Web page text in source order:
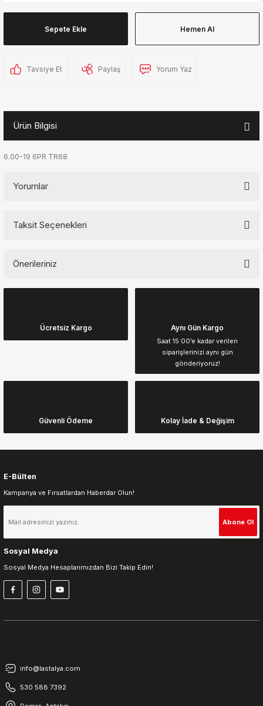
Sepete Ekle Hemen Al
Tavsiye Et Paylaş Yorum Yaz
Ürün Bilgisi
6.00-19 6PR TR68
Yorumlar
Taksit Seçenekleri
Önerileriniz
Görüş ve önerileriniz için teşekkür ederiz.
Ürün resmi kalitesiz, bozuk veya görüntülenemiyor.
Ürün açıklamasında eksik bilgiler bulunuyor.
Gönder
Ücretsiz Kargo Aynı Gün Kargo
Saat 15:00’e kadar verilen
siparişlerinizi aynı gün
gönderiyoruz!
Güvenli Ödeme Kolay İade & Değişim
E-Bülten
Kampanya ve Fırsatlardan Haberdar Olun!
Abone Ol
Sosyal Medya
Sosyal Medya Hesaplarımızdan Bizi Takip Edin!
info@lastalya.com
530 588 7392